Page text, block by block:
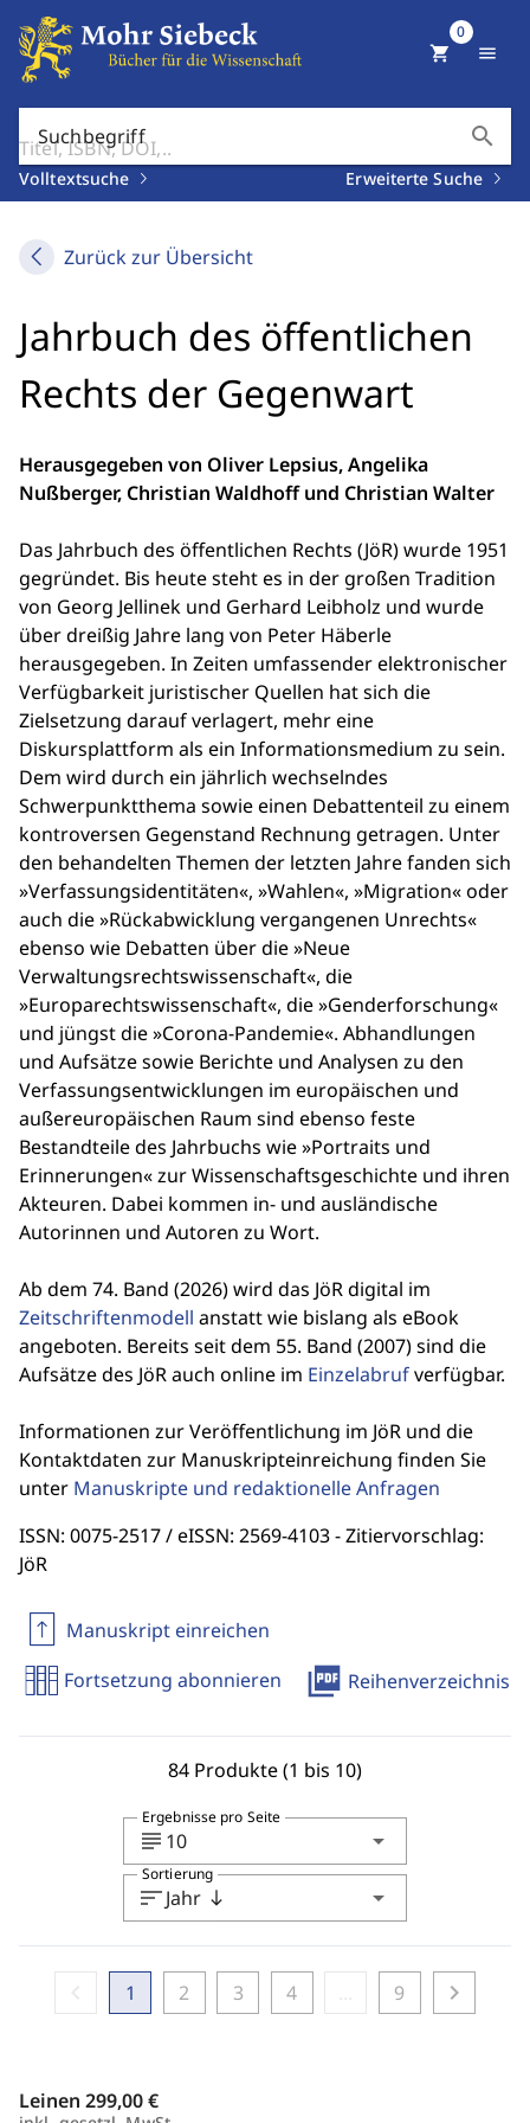
Suchbegriff search
Volltextsuche Erweiterte Suche
shopping_cart
0
menu
Zurück zur Übersicht
Jahrbuch des öffentlichen
Rechts der Gegenwart
Herausgegeben von Oliver Lepsius, Angelika
Nußberger, Christian Waldhoff und Christian Walter
Das Jahrbuch des öffentlichen Rechts (JöR) wurde 1951
gegründet. Bis heute steht es in der großen Tradition
von Georg Jellinek und Gerhard Leibholz und wurde
über dreißig Jahre lang von Peter Häberle
herausgegeben. In Zeiten umfassender elektronischer
Verfügbarkeit juristischer Quellen hat sich die
Zielsetzung darauf verlagert, mehr eine
Diskursplattform als ein Informationsmedium zu sein.
Dem wird durch ein jährlich wechselndes
Schwerpunktthema sowie einen Debattenteil zu einem
kontroversen Gegenstand Rechnung getragen. Unter
den behandelten Themen der letzten Jahre fanden sich
»Verfassungsidentitäten«, »Wahlen«, »Migration« oder
auch die »Rückabwicklung vergangenen Unrechts«
ebenso wie Debatten über die »Neue
Verwaltungsrechtswissenschaft«, die
»Europarechtswissenschaft«, die »Genderforschung«
und jüngst die »Corona-Pandemie«. Abhandlungen
und Aufsätze sowie Berichte und Analysen zu den
Verfassungsentwicklungen im europäischen und
außereuropäischen Raum sind ebenso feste
Bestandteile des Jahrbuchs wie »Portraits und
Erinnerungen« zur Wissenschaftsgeschichte und ihren
Akteuren. Dabei kommen in- und ausländische
Autorinnen und Autoren zu Wort.
Ab dem 74. Band (2026) wird das JöR digital im
Zeitschriftenmodell anstatt wie bislang als eBook
angeboten. Bereits seit dem 55. Band (2007) sind die
Aufsätze des JöR auch online im Einzelabrufverfügbar.
Informationen zur Veröffentlichung im JöR und die
Kontaktdaten zur Manuskripteinreichung finden Sie
unter Manuskripte und redaktionelle Anfragen
ISSN: 0075-2517 / eISSN: 2569-4103 - Zitiervorschlag:
JöR
Manuskript einreichen
Fortsetzung abonnieren
picture_as_pdf Reihenverzeichnis
84 Produkte (1 bis 10)
subject 10 arrow_drop_down
Ergebnisse pro Seite
sortJahr south arrow_drop_down
Sortierung
1 2 3 4 9 chevron_right
Leinen 299,00 €